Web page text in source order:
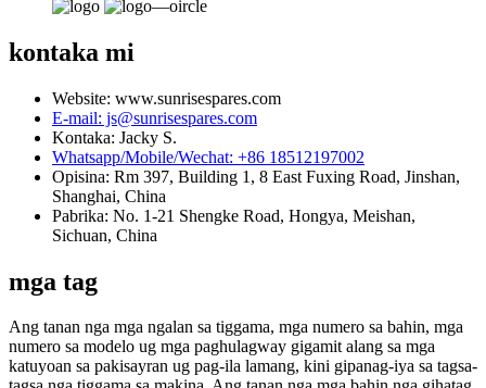
kontaka mi
Website: www.sunrisespares.com
E-mail: js@sunrisespares.com
Kontaka: Jacky S.
Whatsapp/Mobile/Wechat: +86 18512197002
Opisina: Rm 397, Building 1, 8 East Fuxing Road, Jinshan,
Shanghai, China
Pabrika: No. 1-21 Shengke Road, Hongya, Meishan,
Sichuan, China
mga tag
Ang tanan nga mga ngalan sa tiggama, mga numero sa bahin, mga
numero sa modelo ug mga paghulagway gigamit alang sa mga
katuyoan sa pakisayran ug pag-ila lamang, kini gipanag-iya sa tagsa-